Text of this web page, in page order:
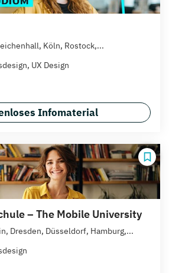
Köln, Rostock,...
UX Design
Infomaterial
– The Mobile University
Dresden, Düsseldorf, Hamburg,...